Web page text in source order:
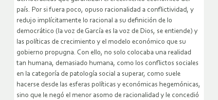
país. Por si fuera poco, opuso racionalidad a conflictividad, y
redujo implícitamente lo racional a su definición de lo
democrático (la voz de García es la voz de Dios, se entiende) y
las políticas de crecimiento y el modelo económico que su
gobierno propugna. Con ello, no solo colocaba una realidad
tan humana, demasiado humana, como los conflictos sociales
en la categoría de patología social a superar, como suele
hacerse desde las esferas políticas y económicas hegemónicas,
sino que le negó el menor asomo de racionalidad y le concedió